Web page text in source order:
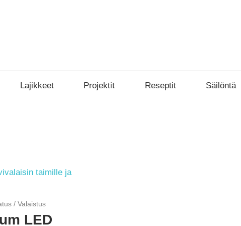
Lajikkeet Projektit Reseptit Säilöntä
/ Valaistus
LED